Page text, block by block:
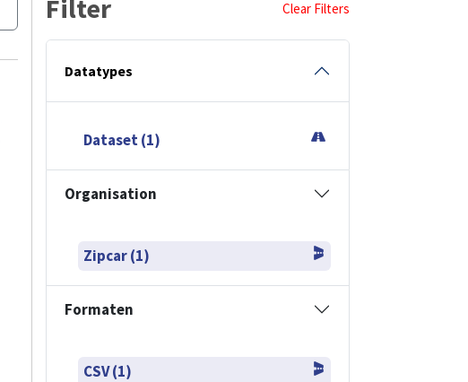
Filter Clear Filters
Datatypes
Dataset (1)
Organisation
Zipcar (1)
Formaten
CSV (1)